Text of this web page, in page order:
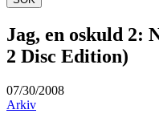
Jag, en oskuld 2:
2 Disc Edition)
07/30/2008
Arkiv